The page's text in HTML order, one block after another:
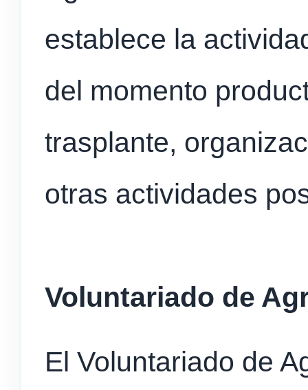
establece la
del momento
trasplante,
otras actividades
Voluntariado de
El Voluntariado de